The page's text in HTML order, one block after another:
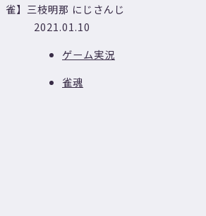
雀】三枝明那 にじさんじ
2021.01.10
ゲーム実況
雀魂